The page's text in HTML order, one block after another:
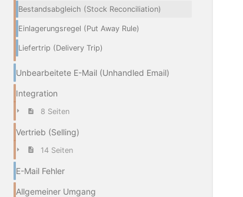
Bestandsabgleich (Stock Reconciliation)
Einlagerungsregel (Put Away Rule)
Liefertrip (Delivery Trip)
Unbearbeitete E-Mail (Unhandled Email)
Integration
8 Seiten
Vertrieb (Selling)
14 Seiten
E-Mail Fehler
Allgemeiner Umgang